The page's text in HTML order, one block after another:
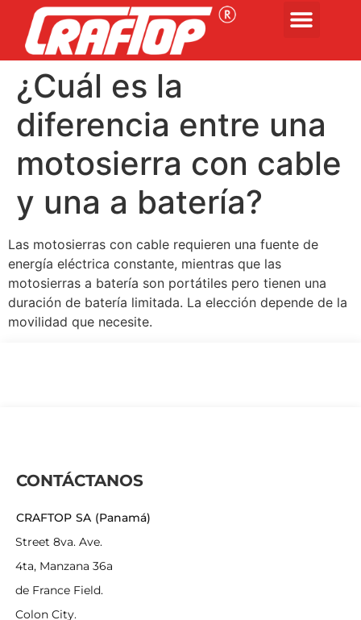
¿Cuál es la
diferencia entre una
motosierra con cable
y una a batería?
Las motosierras con cable requieren una fuente de
energía eléctrica constante, mientras que las
motosierras a batería son portátiles pero tienen una
duración de batería limitada. La elección depende de la
movilidad que necesite.
CONTÁCTANOS
CRAFTOP SA (Panamá)
Street 8va. Ave.
4ta, Manzana 36a
de France Field.
Colon City.